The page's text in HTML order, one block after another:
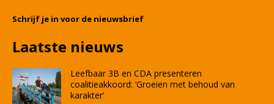
Schrijf je in voor de nieuwsbrief
Laatste nieuws
Leefbaar 3B en CDA presenteren
coalitieakkoord: ‘Groeien met behoud van
karakter’